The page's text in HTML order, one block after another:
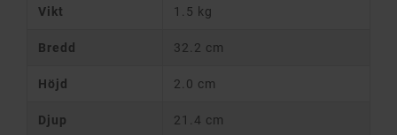
Vikt 1.5 kg
Bredd 32.2 cm
Höjd 2.0 cm
Djup 21.4 cm